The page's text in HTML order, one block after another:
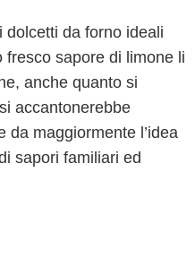
dolcetti da forno ideali
sapore di limone li
anche quanto si
accantonerebbe
da maggiormente l’idea
sapori familiari ed